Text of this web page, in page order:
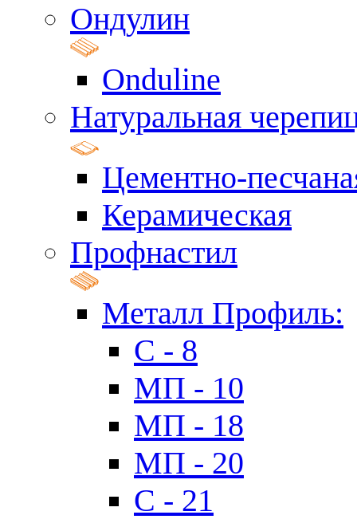
Ондулин
Onduline
Натуральная
Цементно-
Керамическая
Профнастил
Металл Профиль:
C - 8
МП - 10
МП - 18
МП - 20
C - 21